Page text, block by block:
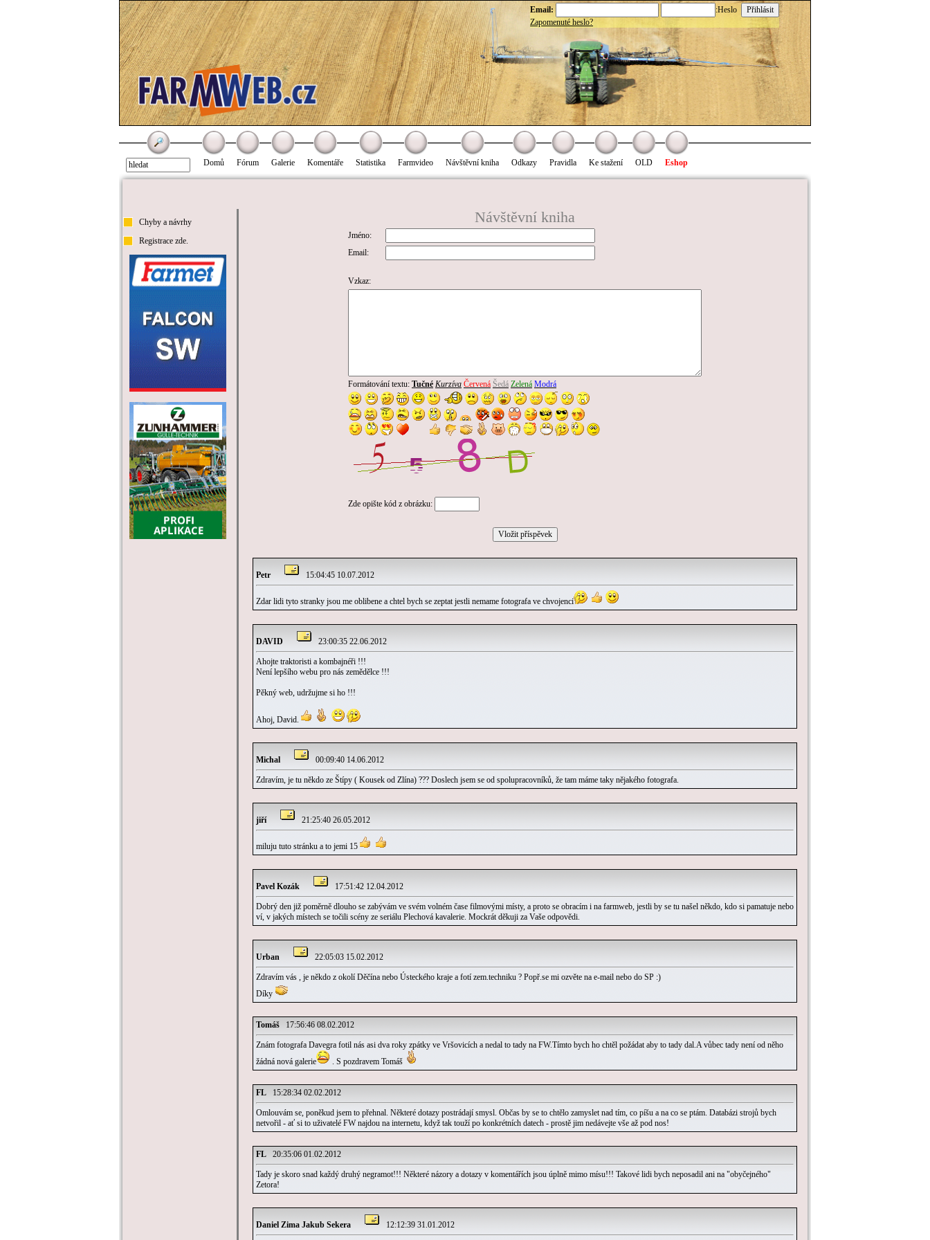
Email:
:Heslo
Zapomenuté heslo?
Domů Fórum Galerie Komentáře Statistika Farmvideo Návštěvní kniha Odkazy Pravidla Ke stažení OLD Eshop
Chyby a návrhy
Registrace zde.
Návštěvní kniha
Jméno:
Email:
Vzkaz:
Formátování textu: Tučné Kurzíva Červená Šedá Zelená Modrá
Zde opište kód z obrázku:
Petr 15:04:45 10.07.2012
Zdar lidi tyto stranky jsou me oblibene a chtel bych se zeptat jestli nemame fotografa ve chvojenci
DAVID 23:00:35 22.06.2012
Ahojte traktoristi a kombajnéři !!!
Není lepšího webu pro nás zemědělce !!!
Pěkný web, udržujme si ho !!!
Ahoj, David.
Michal 00:09:40 14.06.2012
Zdravím, je tu někdo ze Štípy ( Kousek od Zlína) ??? Doslech jsem se od spolupracovníků, že tam máme taky nějakého fotografa.
jiří 21:25:40 26.05.2012
miluju tuto stránku a to jemi 15
Pavel Kozák 17:51:42 12.04.2012
Dobrý den již poměrně dlouho se zabývám ve svém volném čase filmovými místy, a proto se obracím i na farmweb, jestli by se tu našel někdo, kdo si pamatuje nebo
ví, v jakých místech se točili scény ze seriálu Plechová kavalerie. Mockrát děkuji za Vaše odpovědi.
Urban 22:05:03 15.02.2012
Zdravím vás , je někdo z okolí Děčína nebo Ústeckého kraje a fotí zem.techniku ? Popř.se mi ozvěte na e-mail nebo do SP :)
Díky
Tomáš 17:56:46 08.02.2012
Znám fotografa Davegra fotil nás asi dva roky zpátky ve Vršovicích a nedal to tady na FW.Tímto bych ho chtěl požádat aby to tady dal.A vůbec tady není od něho
žádná nová galerie
. S pozdravem Tomáš
FL 15:28:34 02.02.2012
Omlouvám se, poněkud jsem to přehnal. Některé dotazy postrádají smysl. Občas by se to chtělo zamyslet nad tím, co píšu a na co se ptám. Databázi strojů bych
netvořil - ať si to uživatelé FW najdou na internetu, když tak touží po konkrétních datech - prostě jim nedávejte vše až pod nos!
FL 20:35:06 01.02.2012
Tady je skoro snad každý druhý negramot!!! Některé názory a dotazy v komentářích jsou úplně mimo mísu!!! Takové lidi bych neposadil ani na "obyčejného"
Zetora!
Daniel Zima Jakub Sekera 12:12:39 31.01.2012